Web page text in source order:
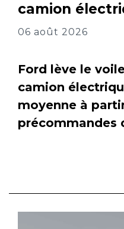
camion
06 août 2026
Ford lève le
camion
moyenne à
précommandes